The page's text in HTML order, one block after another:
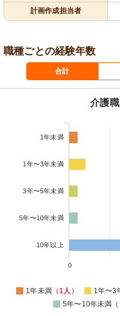
計画作成担当者
職種ごとの経験年数
合計
介護
1年未満
1年〜3年未満
3年〜5年未満
5年〜10年未満
10年以上
0
1年未満（1人 ） 1年〜3
5年〜10年未満（